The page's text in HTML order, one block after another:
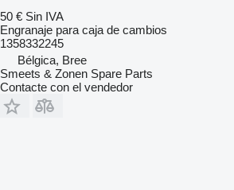
50 € Sin IVA
Engranaje para caja de cambios
1358332245
Bélgica, Bree
Smeets & Zonen Spare Parts
Contacte con el vendedor